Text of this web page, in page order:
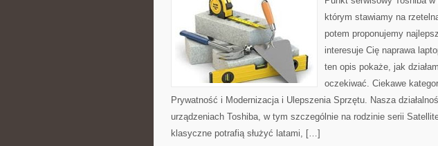
którym stawiamy na
potem proponujemy
interesuje Cię naprawa
ten opis pokaże, jak
oczekiwać. Ciekawe
Prywatność i Modernizacja i Ulepszenia Sprzętu. Nasza
urządzeniach Toshiba, w tym szczególnie na rodzinie serii
klasyczne potrafią służyć latami, […]